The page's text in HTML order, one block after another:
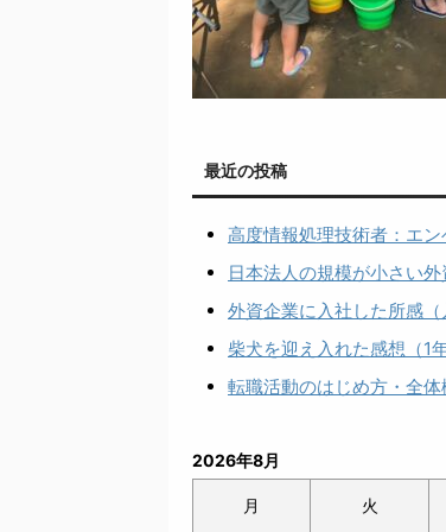
最近の投稿
高度情報処理技術者：エ
日本法人の規模が小さい
外資企業に入社した所感（
柴犬を迎え入れた感想（1年
転職活動のはじめ方・全体
2026年8月
月 火